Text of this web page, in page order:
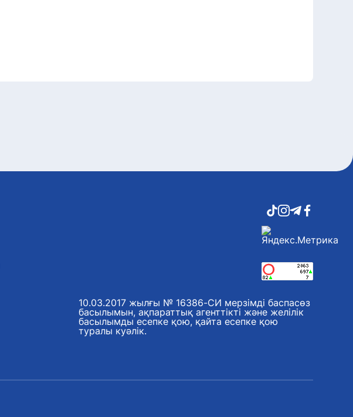
10.03.2017 жылғы № 16386-СИ мерзімді баспасөз
басылымын, ақпараттық агенттікті және желілік
басылымды есепке қою, қайта есепке қою
туралы куәлік.